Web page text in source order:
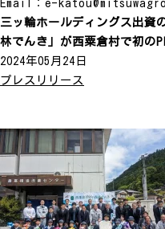
Email：e-
三ッ輪ホールディングス出資
林でんき」が西粟倉村で初の
2024年05月24日
プレスリリース